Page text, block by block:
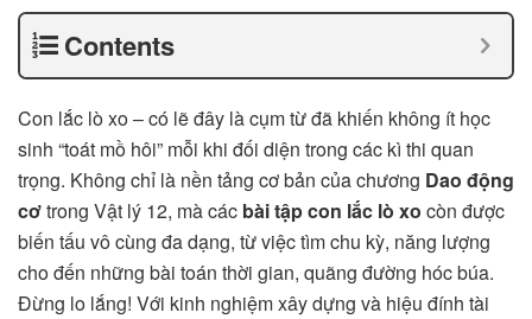
Contents
Con lắc lò xo – có lẽ đây là cụm từ đã khiến không ít học
sinh “toát mồ hôi” mỗi khi đối diện trong các kì thi quan
trọng. Không chỉ là nền tảng cơ bản của chương Dao động
cơtrong Vật lý 12, mà các bài tập con lắc lò xo còn được
biến tấu vô cùng đa dạng, từ việc tìm chu kỳ, năng lượng
cho đến những bài toán thời gian, quãng đường hóc búa.
Đừng lo lắng! Với kinh nghiệm xây dựng và hiệu đính tài